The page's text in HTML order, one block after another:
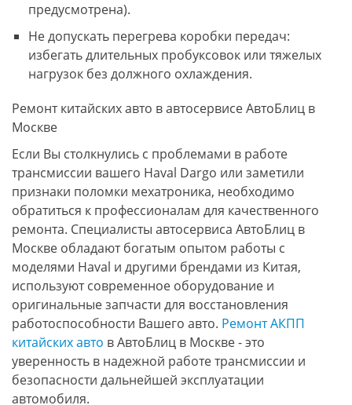
предусмотрена).
Не допускать перегрева коробки передач:
избегать длительных пробуксовок или тяжелых
нагрузок без должного охлаждения.
Ремонт китайских авто в автосервисе АвтоБлиц в
Москве
Если Вы столкнулись с проблемами в работе
трансмиссии вашего Haval Dargo или заметили
признаки поломки мехатроника, необходимо
обратиться к профессионалам для качественного
ремонта. Специалисты автосервиса АвтоБлиц в
Москве обладают богатым опытом работы с
моделями Haval и другими брендами из Китая,
используют современное оборудование и
оригинальные запчасти для восстановления
работоспособности Вашего авто. Ремонт АКПП
китайских авто в АвтоБлиц в Москве - это
уверенность в надежной работе трансмиссии и
безопасности дальнейшей эксплуатации
автомобиля.